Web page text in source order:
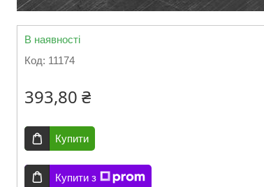
В наявності
Код: 11174
393,80 ₴
Купити
Купити з